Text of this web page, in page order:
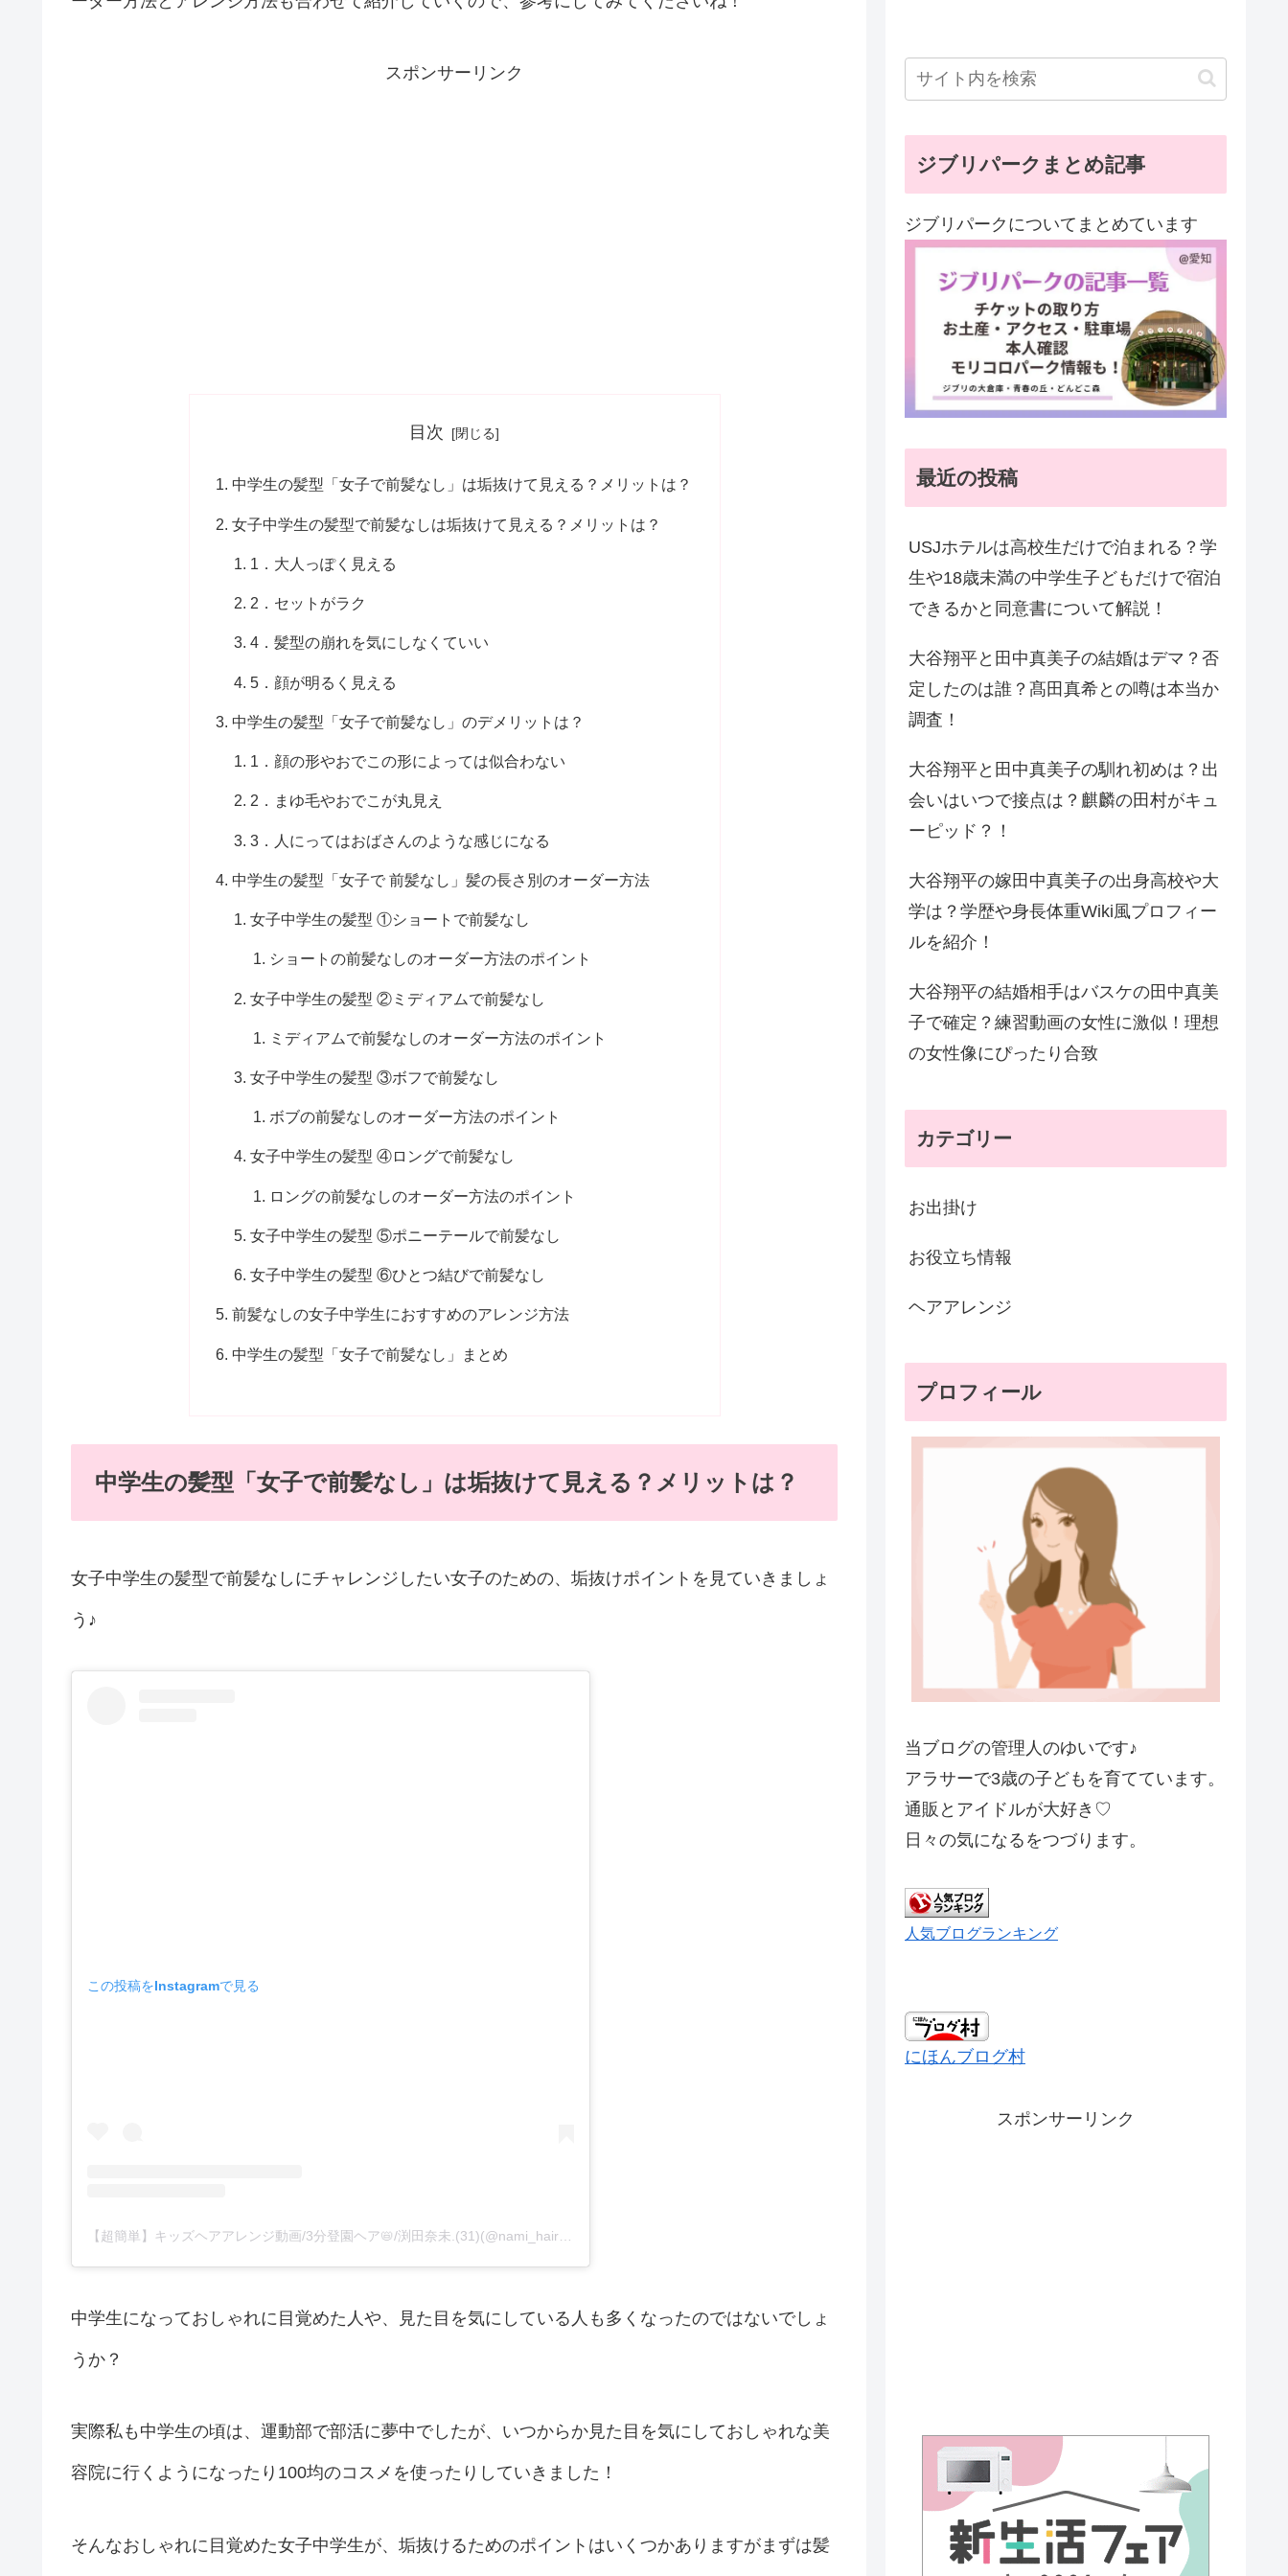
スポンサーリンク
目次
中学生の髪型「女子で前髪なし」は垢抜けて見える？メリットは？
女子中学生の髪型で前髪なしは垢抜けて見える？メリットは？
1．大人っぽく見える
2．セットがラク
4．髪型の崩れを気にしなくていい
5．顔が明るく見える
中学生の髪型「女子で前髪なし」のデメリットは？
1．顔の形やおでこの形によっては似合わない
2．まゆ毛やおでこが丸見え
3．人にってはおばさんのような感じになる
中学生の髪型「女子で 前髪なし」髪の長さ別のオーダー方法
女子中学生の髪型 ①ショートで前髪なし
ショートの前髪なしのオーダー方法のポイント
女子中学生の髪型 ②ミディアムで前髪なし
ミディアムで前髪なしのオーダー方法のポイント
女子中学生の髪型 ③ボフで前髪なし
ボブの前髪なしのオーダー方法のポイント
女子中学生の髪型 ④ロングで前髪なし
ロングの前髪なしのオーダー方法のポイント
女子中学生の髪型 ⑤ポニーテールで前髪なし
女子中学生の髪型 ⑥ひとつ結びで前髪なし
前髪なしの女子中学生におすすめのアレンジ方法
中学生の髪型「女子で前髪なし」まとめ
中学生の髪型「女子で前髪なし」は垢抜けて見える？メリットは？
女子中学生の髪型で前髪なしにチャレンジしたい女子のための、垢抜けポイントを見ていきましょ
う♪
この投稿をInstagramで見る
【超簡単】キッズヘアアレンジ動画/3分登園ヘア📛/渕田奈未.(31)(@nami_hair_arrange)がシェアした投稿
中学生になっておしゃれに目覚めた人や、見た目を気にしている人も多くなったのではないでしょ
うか？
実際私も中学生の頃は、運動部で部活に夢中でしたが、いつからか見た目を気にしておしゃれな美
容院に行くようになったり100均のコスメを使ったりしていきました！
そんなおしゃれに目覚めた女子中学生が、垢抜けるためのポイントはいくつかありますがまずは髪
ジブリパークまとめ記事
ジブリパークについてまとめています
最近の投稿
USJホテルは高校生だけで泊まれる？学
生や18歳未満の中学生子どもだけで宿泊
できるかと同意書について解説！
大谷翔平と田中真美子の結婚はデマ？否
定したのは誰？髙田真希との噂は本当か
調査！
大谷翔平と田中真美子の馴れ初めは？出
会いはいつで接点は？麒麟の田村がキュ
ーピッド？！
大谷翔平の嫁田中真美子の出身高校や大
学は？学歴や身長体重Wiki風プロフィー
ルを紹介！
大谷翔平の結婚相手はバスケの田中真美
子で確定？練習動画の女性に激似！理想
の女性像にぴったり合致
カテゴリー
お出掛け
お役立ち情報
ヘアアレンジ
プロフィール
当ブログの管理人のゆいです♪
アラサーで3歳の子どもを育てています。
通販とアイドルが大好き♡
日々の気になるをつづります。
人気ブログランキング
にほんブログ村
スポンサーリンク